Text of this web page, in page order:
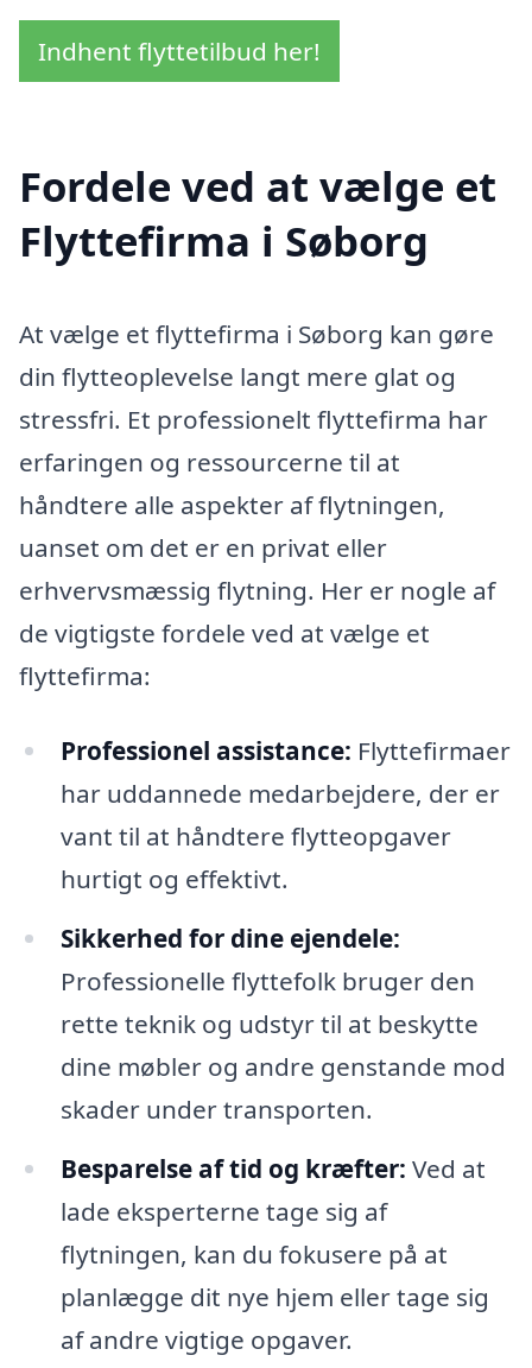
Indhent flyttetilbud her!
Fordele ved at vælge et
Flyttefirma i Søborg
At vælge et flyttefirma i Søborg kan gøre
din flytteoplevelse langt mere glat og
stressfri. Et professionelt flyttefirma har
erfaringen og ressourcerne til at
håndtere alle aspekter af flytningen,
uanset om det er en privat eller
erhvervsmæssig flytning. Her er nogle af
de vigtigste fordele ved at vælge et
flyttefirma:
Professionel assistance: Flyttefirmaer
har uddannede medarbejdere, der er
vant til at håndtere flytteopgaver
hurtigt og effektivt.
Sikkerhed for dine ejendele:
Professionelle flyttefolk bruger den
rette teknik og udstyr til at beskytte
dine møbler og andre genstande mod
skader under transporten.
Besparelse af tid og kræfter: Ved at
lade eksperterne tage sig af
flytningen, kan du fokusere på at
planlægge dit nye hjem eller tage sig
af andre vigtige opgaver.